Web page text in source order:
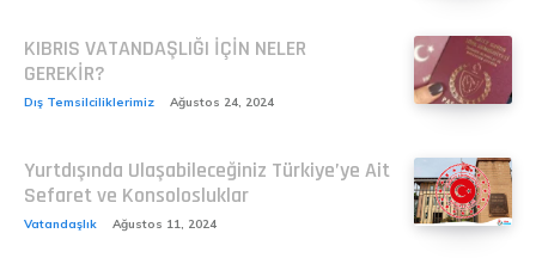
KIBRIS VATANDAŞLIĞI İÇİN NELER
GEREKİR?
Dış Temsilciliklerimiz Ağustos 24, 2024
Yurtdışında Ulaşabileceğiniz Türkiye’ye Ait
Sefaret ve Konsolosluklar
Vatandaşlık Ağustos 11, 2024